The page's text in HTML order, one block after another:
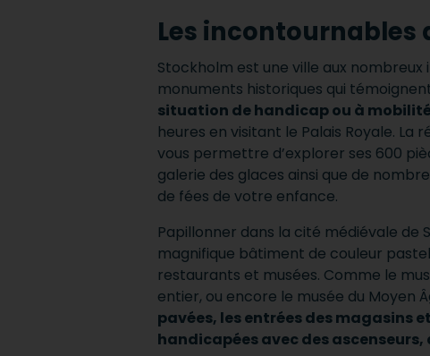
Les incontournables
Stockholm est une ville aux
monuments historiques qui
situation de handicap ou à
heures en visitant le Palais Royale. La
vous permettre d’explorer ses 600
galerie des glaces ainsi que de
de fées de votre enfance.
Papillonner dans la cité médiévale de
magnifique bâtiment de couleur
restaurants et musées. Comme le
entier, ou encore le musée du Moyen
pavées, les entrées des magasins
handicapées avec des